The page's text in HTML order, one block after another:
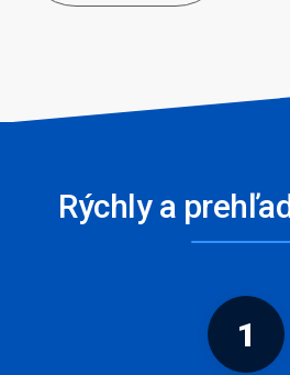
Rýchly a
1